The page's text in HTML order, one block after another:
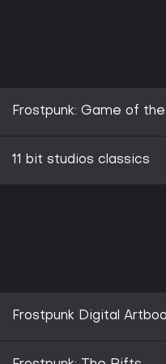
Frostpunk: Game of
11 bit studios classics
Frostpunk Digital